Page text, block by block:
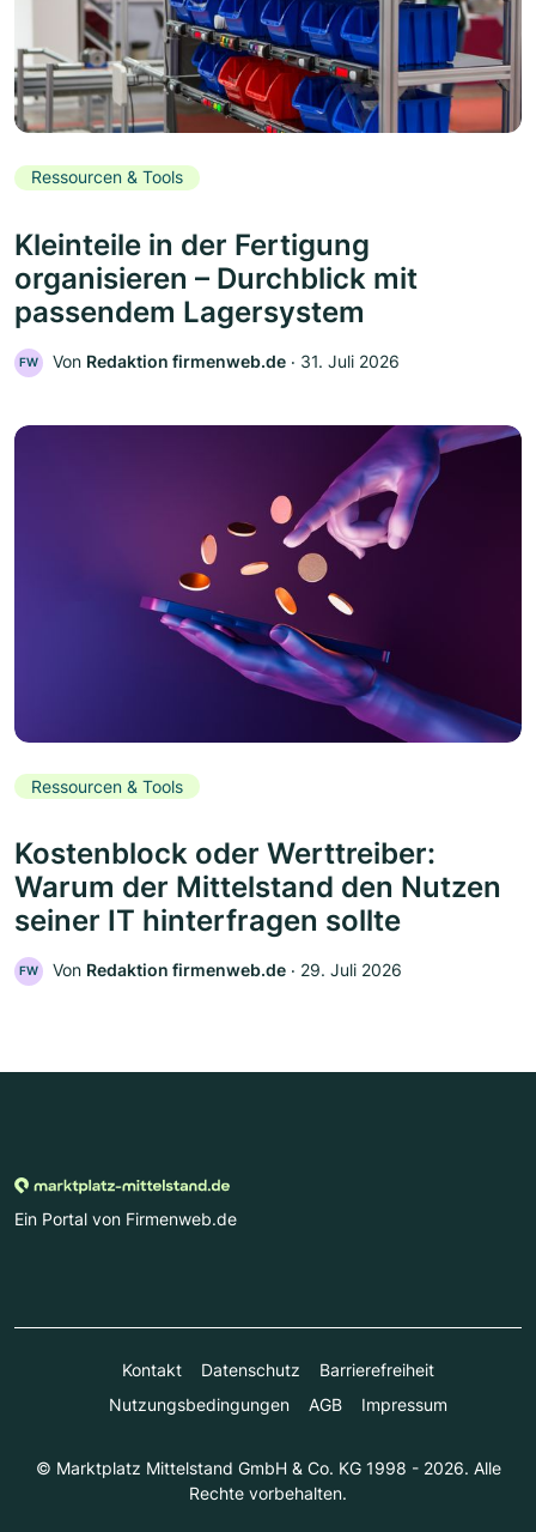
Ressourcen & Tools
Kleinteile in der Fertigung
organisieren – Durchblick mit
passendem Lagersystem
FW Von Redaktion firmenweb.de ‧ 31. Juli 2026
Ressourcen & Tools
Kostenblock oder Werttreiber:
Warum der Mittelstand den Nutzen
seiner IT hinterfragen sollte
FW Von Redaktion firmenweb.de ‧ 29. Juli 2026
Ein Portal von Firmenweb.de
Kontakt Datenschutz
Barrierefreiheit
Nutzungsbedingungen
AGB Impressum
© Marktplatz Mittelstand GmbH & Co. KG 1998 - 2026. Alle
Rechte vorbehalten.